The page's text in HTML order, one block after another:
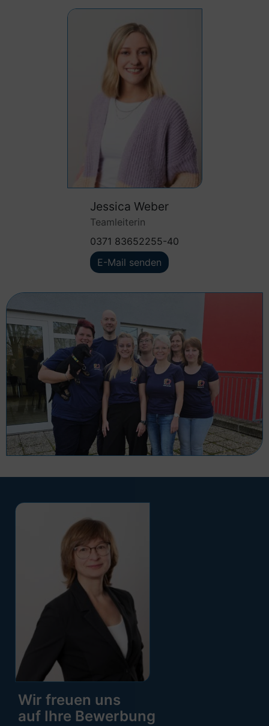
Jessica Weber
Teamleiterin
0371 83652255-40
E-Mail senden
Wir freuen uns
auf Ihre Bewerbung